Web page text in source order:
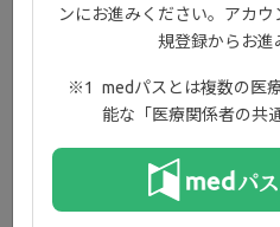
関節
態と
ンにお進みください。アカ
規登録からお進
medパスとは複数の医
能な「医療関係者の共